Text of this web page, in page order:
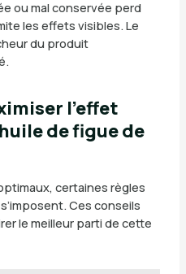
ou mal conservée perd
les effets visibles. Le
du produit
l’effet
de figue de
certaines règles
Ces conseils
le meilleur parti de cette